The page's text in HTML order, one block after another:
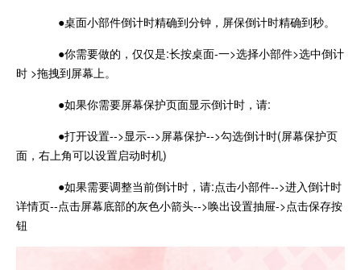
●桌面小部件倒计时精确到分钟，屏保倒计时精确到秒。
●你需要做的，仅仅是:长按桌面-一>选择小部件>选中倒计
时 >拖拽到屏幕上。
●如果你需要屏幕保护页面显示倒计时，请:
●打开设置-->显示-->屏幕保护-->勾选倒计时(屏幕保护页
面，右上角可以设置启动时机)
●如果需要调整当前倒计时，请:点击小部件-->进入倒计时
详情页--点击屏幕底部的灰色小箭头-->唤出设置抽屉->点击保存按
钮